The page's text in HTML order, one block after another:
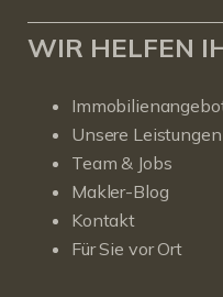
WIR HELFEN
Unsere
Team & Jobs
Makler-Blog
Kontakt
Für Sie vor Ort